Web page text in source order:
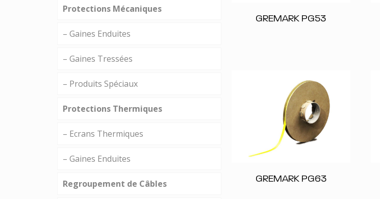
Protections Mécaniques
– Gaines Enduites
– Gaines Tressées
– Produits Spéciaux
Protections Thermiques
– Ecrans Thermiques
– Gaines Enduites
Regroupement de Câbles
GREMARK PG53
GREMARK PG63